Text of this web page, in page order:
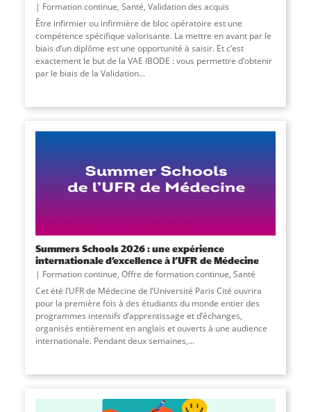
Formation continue, Santé, Validation des acquis
​Être infirmier ou infirmière de bloc opératoire est une
compétence spécifique valorisante. La mettre en avant par le
biais d’un diplôme est une opportunité à saisir. Et c’est
exactement le but de la VAE IBODE : vous permettre d’obtenir
par le biais de la Validation...
Summers Schools 2026 : une expérience
internationale d’excellence à l’UFR de Médecine
Formation continue, Offre de formation continue, Santé
Cet été l’UFR de Médecine de l’Université Paris Cité ouvrira
pour la première fois à des étudiants du monde entier des
programmes intensifs d’apprentissage et d’échanges,
organisés entièrement en anglais et ouverts à une audience
internationale. Pendant deux semaines,...